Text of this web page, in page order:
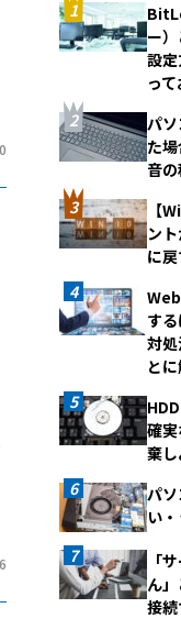
ー
設
っ
パ
た
音
【
ン
に
す
対
と
確
棄し
パ
い
「
ん」
接